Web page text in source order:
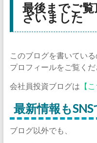
最後までご
ざいました
このブログを書いてい
プロフィールをご覧くだ
会社員投資ブログは 【
最新情報もSNS
ブログ以外でも、